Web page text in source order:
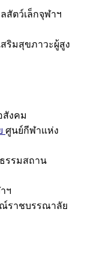
สัตว์เล็กจุฬาฯ
สริมสุขภาวะผู้สูง
สังคม
ศูนย์กีฬาแห่ง
ธรรมสถาน
ฯ
ราชบรรณาลัย